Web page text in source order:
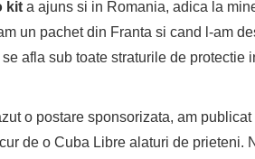
kit a ajuns si in Romania, adica la
un pachet din Franta si cand l-am
afla sub toate straturile de protectie
o postare sponsorizata, am
de o Cuba Libre alaturi de prieteni.